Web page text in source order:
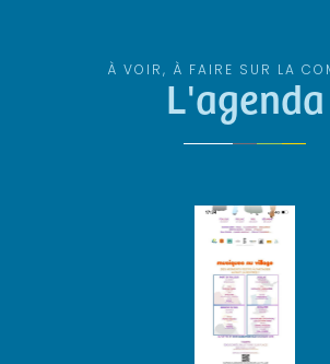
À VOIR, À FAIRE SUR LA
L'agenda